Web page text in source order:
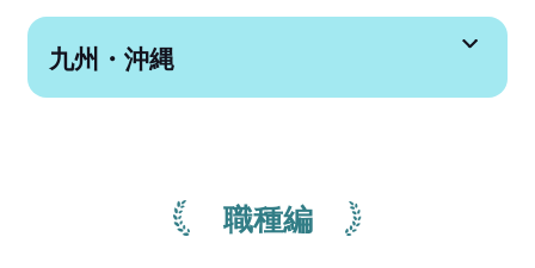
九州・沖縄
職種編